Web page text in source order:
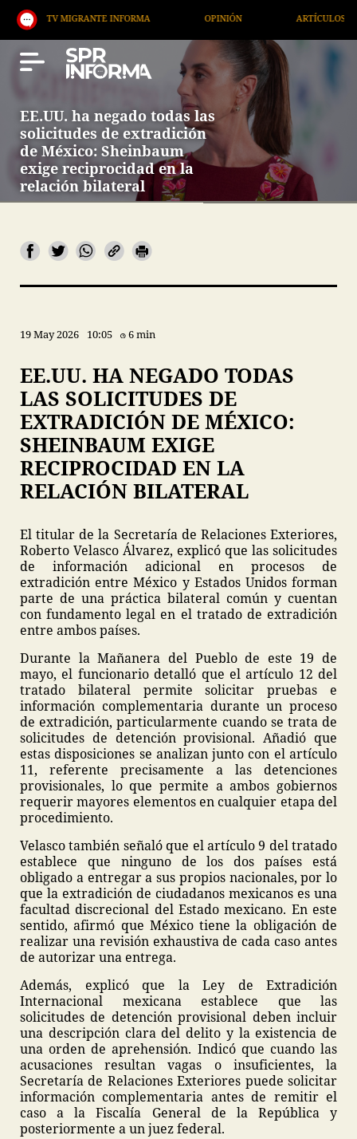
INFORMA OPINIÓN ARTÍCULOS
EE.UU. ha negado todas las
solicitudes de extradición
de México: Sheinbaum
exige reciprocidad en la
relación bilateral
19 May 2026 10:05 6 min
EE.UU. HA NEGADO TODAS
LAS SOLICITUDES DE
EXTRADICIÓN DE MÉXICO:
SHEINBAUM EXIGE
RECIPROCIDAD EN LA
RELACIÓN BILATERAL
El titular de la Secretaría de Relaciones Exteriores,
Roberto Velasco Álvarez, explicó que las solicitudes
de información adicional en procesos de
extradición entre México y Estados Unidos forman
parte de una práctica bilateral común y cuentan
con fundamento legal en el tratado de extradición
entre ambos países.
Durante la Mañanera del Pueblo de este 19 de
mayo, el funcionario detalló que el artículo 12 del
tratado bilateral permite solicitar pruebas e
información complementaria durante un proceso
de extradición, particularmente cuando se trata de
solicitudes de detención provisional. Añadió que
estas disposiciones se analizan junto con el artículo
11, referente precisamente a las detenciones
provisionales, lo que permite a ambos gobiernos
requerir mayores elementos en cualquier etapa del
procedimiento.
Velasco también señaló que el artículo 9 del tratado
establece que ninguno de los dos países está
obligado a entregar a sus propios nacionales, por lo
que la extradición de ciudadanos mexicanos es una
facultad discrecional del Estado mexicano. En este
sentido, afirmó que México tiene la obligación de
realizar una revisión exhaustiva de cada caso antes
de autorizar una entrega.
Además, explicó que la Ley de Extradición
Internacional mexicana establece que las
solicitudes de detención provisional deben incluir
una descripción clara del delito y la existencia de
una orden de aprehensión. Indicó que cuando las
acusaciones resultan vagas o insuficientes, la
Secretaría de Relaciones Exteriores puede solicitar
información complementaria antes de remitir el
caso a la Fiscalía General de la República y
posteriormente a un juez federal.